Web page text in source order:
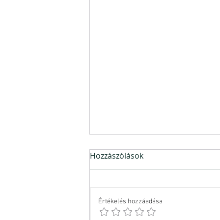
Hozzászólások
Értékelés hozzáadása